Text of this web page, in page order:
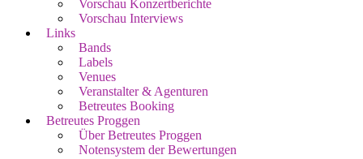
Vorschau Konzertberichte
Vorschau Interviews
Links
Bands
Labels
Venues
Veranstalter & Agenturen
Betreutes Booking
Betreutes Proggen
Über Betreutes Proggen
Notensystem der Bewertungen